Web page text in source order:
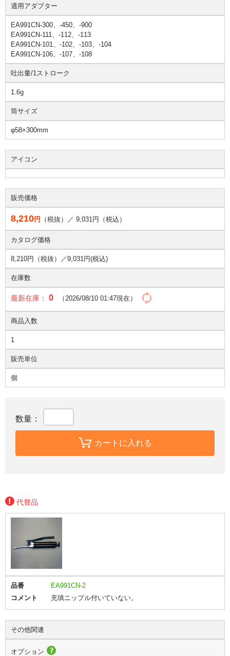
適用アダプター
EA991CN-300、-450、-900
EA991CN-111、-112、-113
EA991CN-101、-102、-103、-104
EA991CN-106、-107、-108
吐出量/1ストローク
1.6g
筒サイズ
φ58×300mm
アイコン
販売価格
8,210円 （税抜）／ 9,031円（税込）
カタログ価格
8,210円（税抜）／9,031円(税込)
在庫数
最新在庫： 0 （2026/08/10 01:47現在）
商品入数
1
販売単位
個
数量：
カートに入れる
代替品
品番
EA991CN-2
コメント
充填ニップル付いていない。
その他関連
オプション